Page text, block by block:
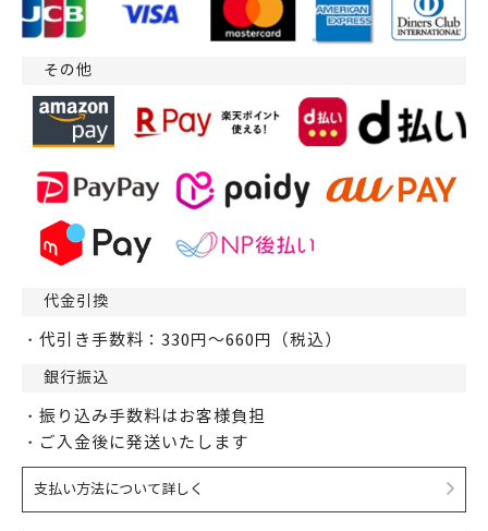
その他
代金引換
・代引き手数料：330円～660円（税込）
銀行振込
・振り込み手数料はお客様負担
・ご入金後に発送いたします
支払い方法について詳しく